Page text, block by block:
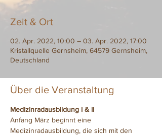
Zeit & Ort
02. Apr. 2022, 10:00 – 03. Apr. 2022, 17:00
Kristallquelle Gernsheim, 64579 Gernsheim,
Deutschland
Über die Veranstaltung
Medizinradausbildung I & II
Anfang März beginnt eine
Medizinradausbildung, die sich mit den